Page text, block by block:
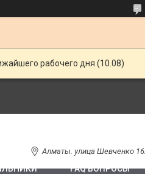
рабочего дня (10.08)
Алматы. улица Шевченко
FAQ ВОПРОСЫ